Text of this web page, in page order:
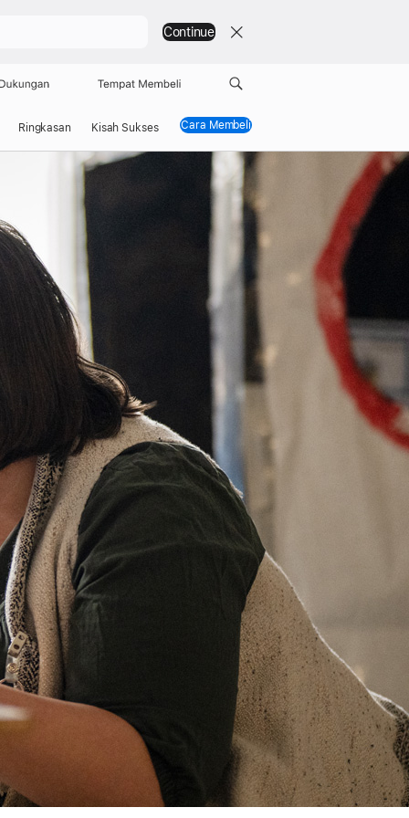
Continue
Dukungan Tempat Membeli
Ringkasan Kisah Sukses Cara Membeli